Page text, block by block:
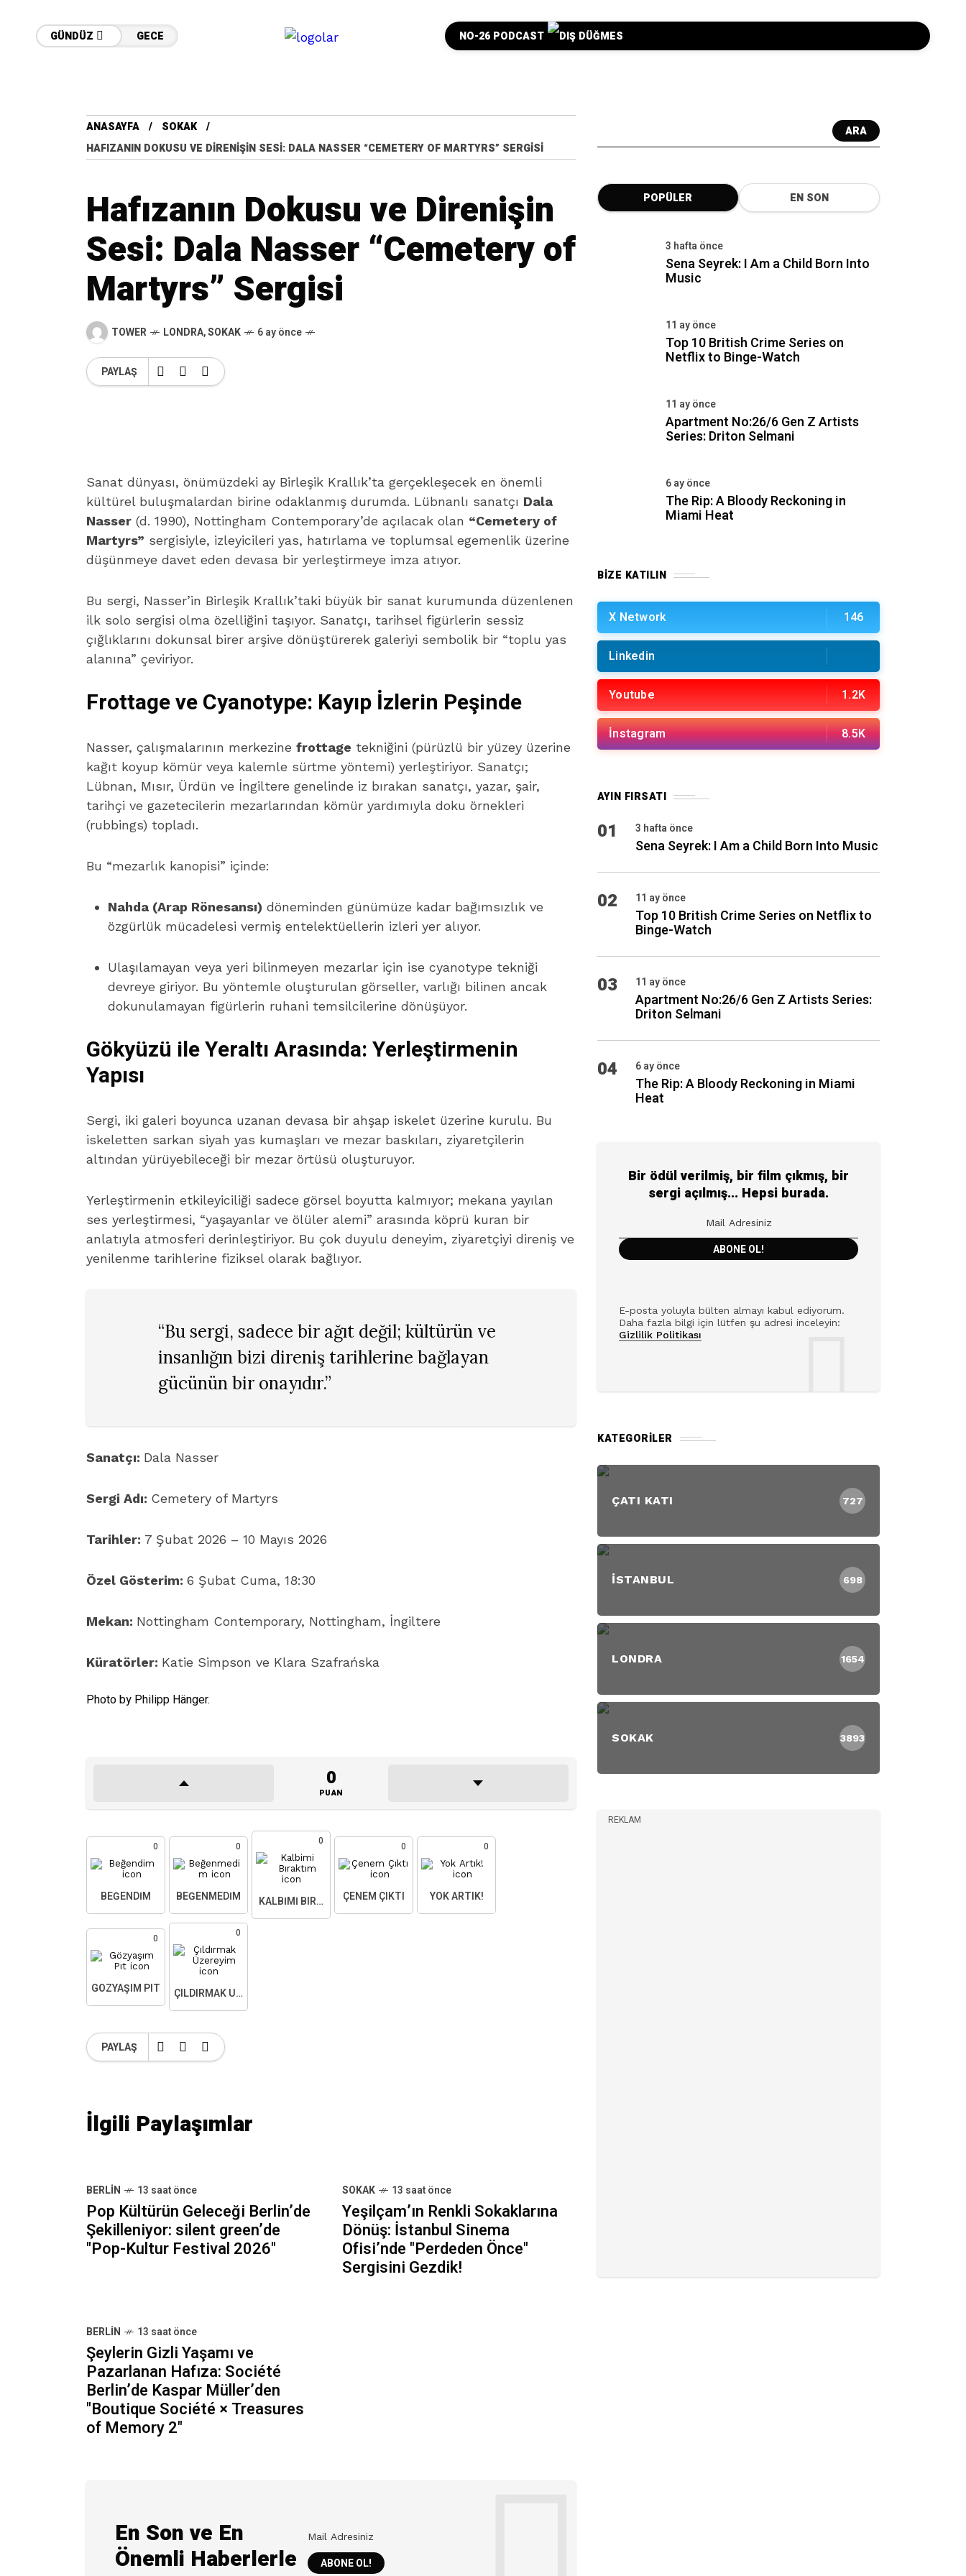
GÜNDÜZ GECE NO-26 PODCAST
ANASAYFA
SOKAK
HAFIZANIN DOKUSU VE DIRENIŞIN SESI: DALA NASSER “CEMETERY OF MARTYRS” SERGISI
Hafızanın Dokusu ve Direnişin
Sesi: Dala Nasser “Cemetery of
Martyrs” Sergisi
TOWER LONDRA,SOKAK 6 ay önce
PAYLAŞ
Sanat dünyası, önümüzdeki ay Birleşik Krallık’ta gerçekleşecek en önemli
kültürel buluşmalardan birine odaklanmış durumda. Lübnanlı sanatçı Dala
Nasser (d. 1990), Nottingham Contemporary’de açılacak olan “Cemetery of
Martyrs” sergisiyle, izleyicileri yas, hatırlama ve toplumsal egemenlik üzerine
düşünmeye davet eden devasa bir yerleştirmeye imza atıyor.
Bu sergi, Nasser’in Birleşik Krallık’taki büyük bir sanat kurumunda düzenlenen
ilk solo sergisi olma özelliğini taşıyor. Sanatçı, tarihsel figürlerin sessiz
çığlıklarını dokunsal birer arşive dönüştürerek galeriyi sembolik bir “toplu yas
alanına” çeviriyor.
Frottage ve Cyanotype: Kayıp İzlerin Peşinde
Nasser, çalışmalarının merkezine frottage tekniğini (pürüzlü bir yüzey üzerine
kağıt koyup kömür veya kalemle sürtme yöntemi) yerleştiriyor. Sanatçı;
Lübnan, Mısır, Ürdün ve İngiltere genelinde iz bırakan sanatçı, yazar, şair,
tarihçi ve gazetecilerin mezarlarından kömür yardımıyla doku örnekleri
(rubbings) topladı.
Bu “mezarlık kanopisi” içinde:
Nahda (Arap Rönesansı) döneminden günümüze kadar bağımsızlık ve
özgürlük mücadelesi vermiş entelektüellerin izleri yer alıyor.
Ulaşılamayan veya yeri bilinmeyen mezarlar için ise cyanotype tekniği
devreye giriyor. Bu yöntemle oluşturulan görseller, varlığı bilinen ancak
dokunulamayan figürlerin ruhani temsilcilerine dönüşüyor.
Gökyüzü ile Yeraltı Arasında: Yerleştirmenin
Yapısı
Sergi, iki galeri boyunca uzanan devasa bir ahşap iskelet üzerine kurulu. Bu
iskeletten sarkan siyah yas kumaşları ve mezar baskıları, ziyaretçilerin
altından yürüyebileceği bir mezar örtüsü oluşturuyor.
Yerleştirmenin etkileyiciliği sadece görsel boyutta kalmıyor; mekana yayılan
ses yerleştirmesi, “yaşayanlar ve ölüler alemi” arasında köprü kuran bir
anlatıyla atmosferi derinleştiriyor. Bu çok duyulu deneyim, ziyaretçiyi direniş ve
yenilenme tarihlerine fiziksel olarak bağlıyor.
“Bu sergi, sadece bir ağıt değil; kültürün ve
insanlığın bizi direniş tarihlerine bağlayan
gücünün bir onayıdır.”
Sanatçı: Dala Nasser
Sergi Adı: Cemetery of Martyrs
Tarihler: 7 Şubat 2026 – 10 Mayıs 2026
Özel Gösterim: 6 Şubat Cuma, 18:30
Mekan: Nottingham Contemporary, Nottingham, İngiltere
Küratörler: Katie Simpson ve Klara Szafrańska
Photo by Philipp Hänger.
0
PUAN
0
BEĞENDIM
0
BEĞENMEDIM
0
KALBIMI BIRAKTIM
0
ÇENEM ÇIKTI
0
YOK ARTIK!
0
GÖZYAŞIM PIT
0
ÇILDIRMAK ÜZEREYIM
PAYLAŞ
İlgili Paylaşımlar
BERLIN 13 saat önce
Pop Kültürün Geleceği Berlin’de
Şekilleniyor: silent green’de
"Pop-Kultur Festival 2026"
SOKAK 13 saat önce
Yeşilçam’ın Renkli Sokaklarına
Dönüş: İstanbul Sinema
Ofisi’nde "Perdeden Önce"
Sergisini Gezdik!
BERLIN 13 saat önce
Şeylerin Gizli Yaşamı ve
Pazarlanan Hafıza: Société
Berlin’de Kaspar Müller’den
"Boutique Société × Treasures
of Memory 2"
En Son ve En
Önemli Haberlerle
ARA
POPÜLER EN SON
3 hafta önce
Sena Seyrek: I Am a Child Born Into
Music
11 ay önce
Top 10 British Crime Series on
Netflix to Binge-Watch
11 ay önce
Apartment No:26/6 Gen Z Artists
Series: Driton Selmani
6 ay önce
The Rip: A Bloody Reckoning in
Miami Heat
BIZE KATILIN
X Network 146
Linkedin
Youtube 1.2K
İnstagram 8.5K
AYIN FIRSATI
01 3 hafta önce
Sena Seyrek: I Am a Child Born Into Music
02 11 ay önce
Top 10 British Crime Series on Netflix to
Binge-Watch
03 11 ay önce
Apartment No:26/6 Gen Z Artists Series:
Driton Selmani
04 6 ay önce
The Rip: A Bloody Reckoning in Miami
Heat
Bir ödül verilmiş, bir film çıkmış, bir
sergi açılmış... Hepsi burada.
E-posta yoluyla bülten almayı kabul ediyorum.
Daha fazla bilgi için lütfen şu adresi inceleyin:
Gizlilik Politikası
KATEGORILER
ÇATI KATI 727
İSTANBUL 698
LONDRA 1654
SOKAK 3893
REKLAM